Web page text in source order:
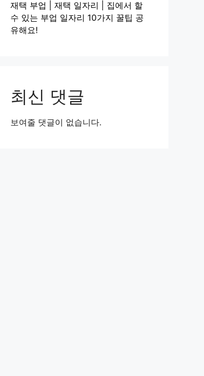
재택 부업 | 재택 일자리 | 집에서 할
수 있는 부업 일자리 10가지 꿀팁 공
유해요!
최신 댓글
보여줄 댓글이 없습니다.